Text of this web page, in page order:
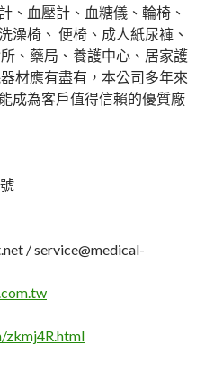
、血壓計、血糖儀、輪椅、
澡椅、 便椅、成人紙尿褲、
、藥局、養護中心、居家護
材應有盡有，本公司多年來
成為客戶值得信賴的優質廠
/ service@medical-
zkmj4R.html